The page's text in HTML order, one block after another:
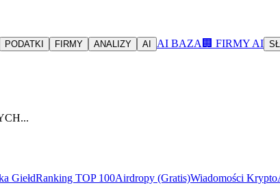
PODATKI FIRMY ANALIZY AI AI BAZA 🏢 FIRMY AI
GiełdRanking TOP 100Airdropy (Gratis)Wiadomości Krypto